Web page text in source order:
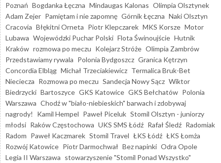
Poznań Bogdanka Łęczna Mindaugas Kalonas Olimpia Olsztynek
Adam Zejer Pamiętam i nie zapomnę Górnik Łęczna Naki Olsztyn
Cracovia Błękitni Orneta Piotr Klepczarek MKS Korsze Motor
Lubawa Wojewódzki Puchar Polski Flota Świnoujście Hutnik
Kraków rozmowa po meczu Kolejarz Stróże Olimpia Zambrów
Przedstawiamy rywala Polonia Bydgoszcz Granica Kętrzyn
Concordia Elbląg Michał Trzeciakiewicz Termalica Bruk-Bet
Nieciecza Rozmowa po meczu Sandecja Nowy Sącz Wiktor
Biedrzycki Bartoszyce GKS Katowice GKS Bełchatów Polonia
Warszawa Chodź w "biało-niebieskich" barwach i zdobywaj
nagrody!
Kamil Hempel Paweł Piceluk Stomil Olsztyn - juniorzy
młodsi Raków Częstochowa UKS SMS Łódź Rafał Śledź Radomiak
Radom Paweł Kaczmarek Stomil Travel ŁKS Łódź ŁKS Łomża
Rozwój Katowice Piotr Darmochwał Bez napinki Odra Opole
Legia II Warszawa stowarzyszenie "Stomil Ponad Wszystko"